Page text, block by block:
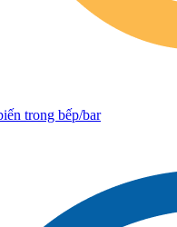
trong bếp/bar